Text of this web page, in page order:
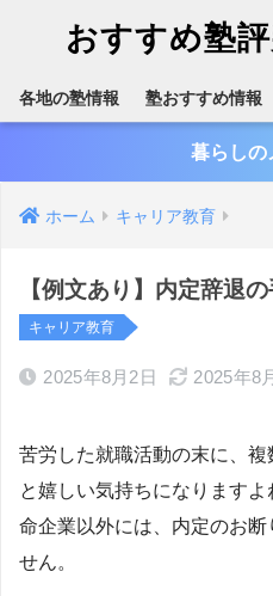
おすすめ塾
各地の塾情報 塾おすすめ情報
暮らしの
ホーム キャリア教育
【例文あり】内定辞退
キャリア教育
2025年8月2日 2025年8
苦労した就職活動の末に、
と嬉しい気持ちになります
命企業以外には、内定のお
せん。